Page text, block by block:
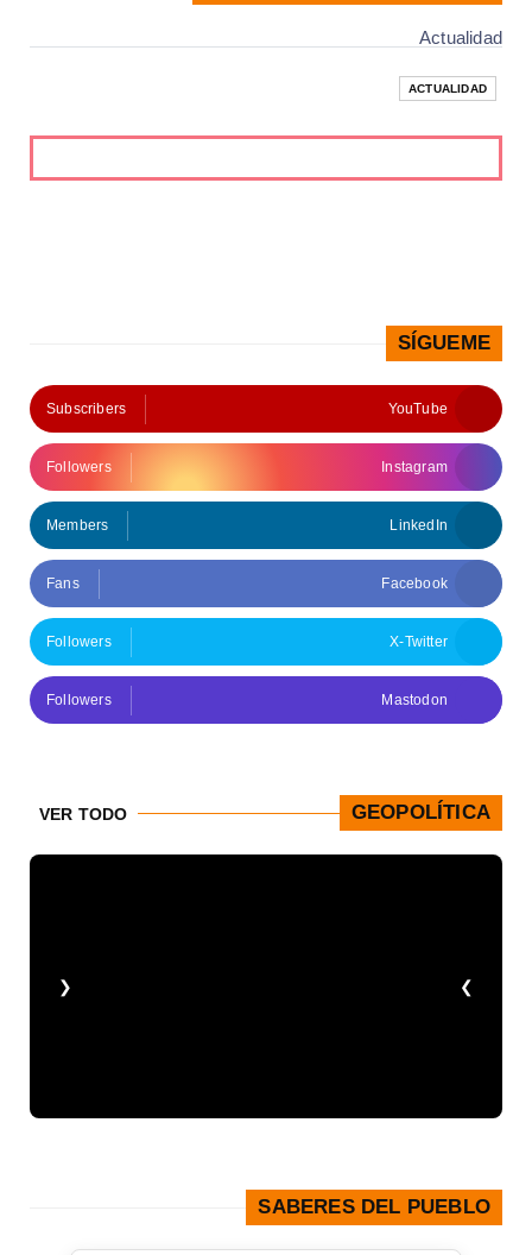
Actualidad
ACTUALIDAD
SÍGUEME
YouTube
Subscribers
Instagram
Followers
LinkedIn
Members
Facebook
Fans
X-Twitter
Followers
Mastodon
Followers
GEOPOLÍTICA
VER TODO
❮ ❯
SABERES DEL PUEBLO